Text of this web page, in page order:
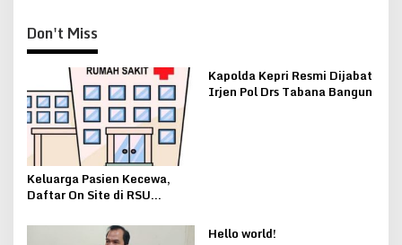
Don't Miss
Keluarga Pasien Kecewa,
Daftar On Site di RSU
Pasien untuk Datang Lagi
Kapolda Kepri Resmi Dijabat
Irjen Pol Drs Tabana Bangun
Hello world!